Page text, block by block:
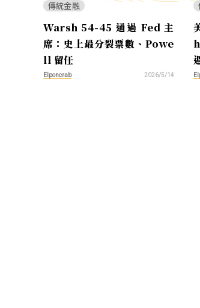
傳統金融
Warsh 54-45 通過 Fed 主
席：史上最分裂票數、Powe
ll 留任
Elponcrab 2026/5/14